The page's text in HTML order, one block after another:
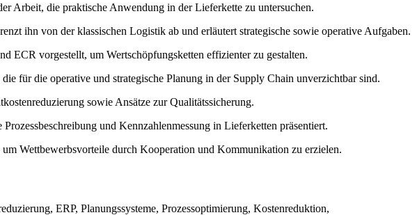
Arbeit, die praktische Anwendung in der Lieferkette zu untersuchen.
ihn von der klassischen Logistik ab und erläutert strategische sowie operative Aufgaben.
ECR vorgestellt, um Wertschöpfungsketten effizienter zu gestalten.
für die operative und strategische Planung in der Supply Chain unverzichtbar sind.
sowie Ansätze zur Qualitätssicherung.
und Kennzahlenmessung in Lieferketten präsentiert.
Wettbewerbsvorteile durch Kooperation und Kommunikation zu erzielen.
ERP, Planungssysteme, Prozessoptimierung, Kostenreduktion,